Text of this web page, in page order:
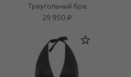
Треугольный бра
29 950 ₽